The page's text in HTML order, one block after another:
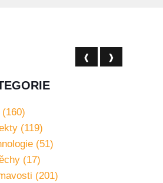
❰ ❱
(160)
(119)
(51)
(17)
(201)